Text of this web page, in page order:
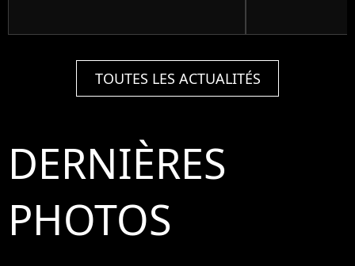
TOUTES LES ACTUALITÉS
DERNIÈRES
PHOTOS